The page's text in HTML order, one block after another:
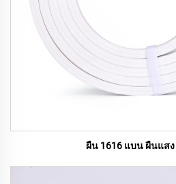
ผืน 1616 แบน ผืนแส